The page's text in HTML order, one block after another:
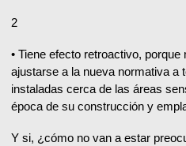
2
• Tiene efecto retroactivo,
ajustarse a la nueva normativa a
instaladas cerca de las áreas
época de su construcción y
Y si, ¿cómo no van a estar